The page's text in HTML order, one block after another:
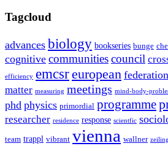
Tagcloud
advances biology bookseries bunge
cognitive communitiescouncil
efficiency emcsreuropean federation
matter measuring meetings mind-body-
phd physics primordial programme
researcher residence response scientfic
team trappl vibrant vienna wallner